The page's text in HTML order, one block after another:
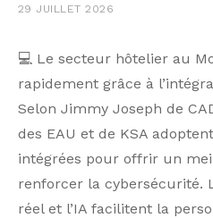
29 JUILLET 2026
💻 Le secteur hôtelier au
rapidement grâce à
Selon Jimmy Joseph de
des EAU et de KSA
intégrées pour offrir un
renforcer la cybersécurité.
réel et l’IA facilitent la